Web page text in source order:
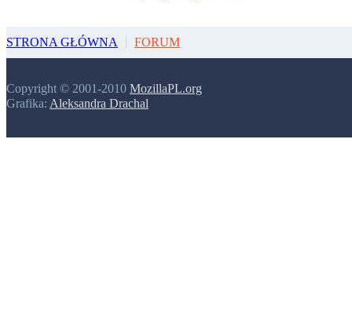
STRONA GŁÓWNA FORUM
Copyright © 2001-2010 MozillaPL.org
Grafika: Aleksandra Drachal